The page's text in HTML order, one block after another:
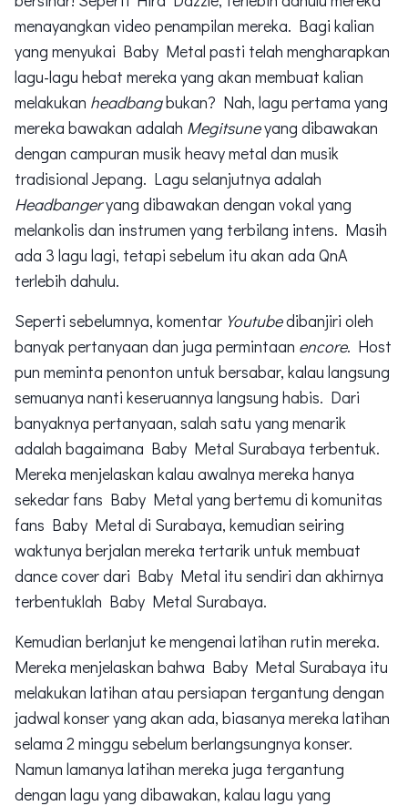
menayangkan video penampilan mereka. Bagi kalian
yang menyukai Baby Metal pasti telah mengharapkan
lagu-lagu hebat mereka yang akan membuat kalian
melakukan headbangbukan? Nah, lagu pertama yang
mereka bawakan adalah Megitsuneyang dibawakan
dengan campuran musik heavy metal dan musik
tradisional Jepang. Lagu selanjutnya adalah
Headbangeryang dibawakan dengan vokal yang
melankolis dan instrumen yang terbilang intens. Masih
ada 3 lagu lagi, tetapi sebelum itu akan ada QnA
terlebih dahulu.
Seperti sebelumnya, komentar Youtubedibanjiri oleh
banyak pertanyaan dan juga permintaan encore. Host
pun meminta penonton untuk bersabar, kalau langsung
semuanya nanti keseruannya langsung habis. Dari
banyaknya pertanyaan, salah satu yang menarik
adalah bagaimana Baby Metal Surabaya terbentuk.
Mereka menjelaskan kalau awalnya mereka hanya
sekedar fans Baby Metal yang bertemu di komunitas
fans Baby Metal di Surabaya, kemudian seiring
waktunya berjalan mereka tertarik untuk membuat
dance cover dari Baby Metal itu sendiri dan akhirnya
terbentuklah Baby Metal Surabaya.
Kemudian berlanjut ke mengenai latihan rutin mereka.
Mereka menjelaskan bahwa Baby Metal Surabaya itu
melakukan latihan atau persiapan tergantung dengan
jadwal konser yang akan ada, biasanya mereka latihan
selama 2 minggu sebelum berlangsungnya konser.
Namun lamanya latihan mereka juga tergantung
dengan lagu yang dibawakan, kalau lagu yang